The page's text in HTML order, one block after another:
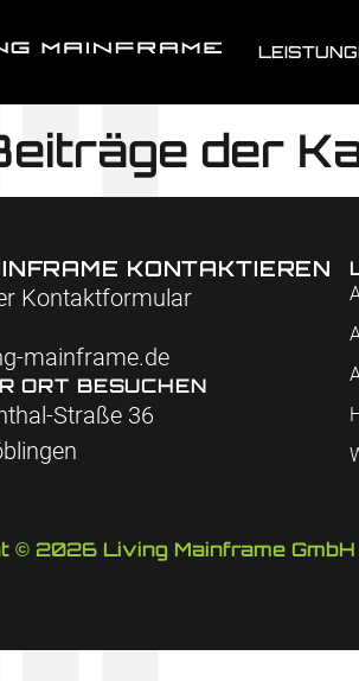
der
KONTAKTIEREN
Kontaktformular
mainframe.de
ORT BESUCHEN
Straße 36
© 2026 Living Mainframe GmbH